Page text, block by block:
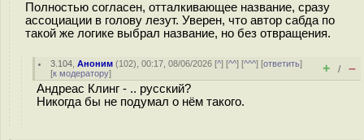
Полностью согласен, отталкивающее название, сразу
ассоциации в голову лезут. Уверен, что автор сабда по
такой же логике выбрал название, но без отвращения.
3.104 ,Аноним (102), 00:17, 08/06/2026 [^] [^^] [^^^] [ответить]
[к модератору] + / –
Андреас Клинг - .. русский?
Никогда бы не подумал о нём такого.